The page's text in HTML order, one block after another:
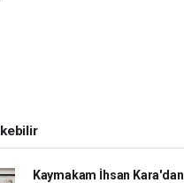
Kaymakam İhsan Kara'dan